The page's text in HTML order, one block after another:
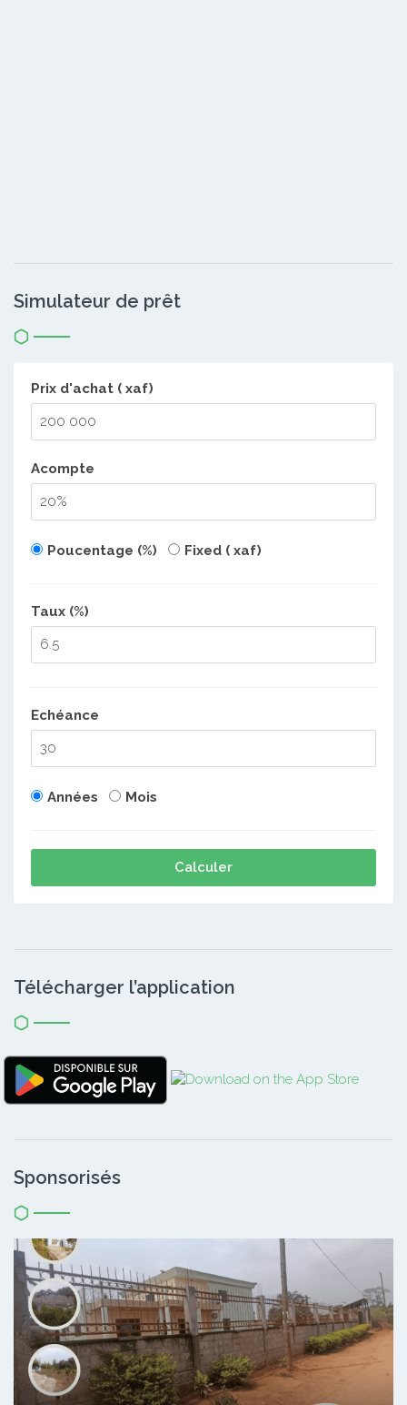
Simulateur de prêt
Prix d'achat ( xaf)
Acompte
Poucentage (%) Fixed ( xaf)
Taux (%)
Echéance
Années Mois
Calculer
Télécharger l’application
Sponsorisés